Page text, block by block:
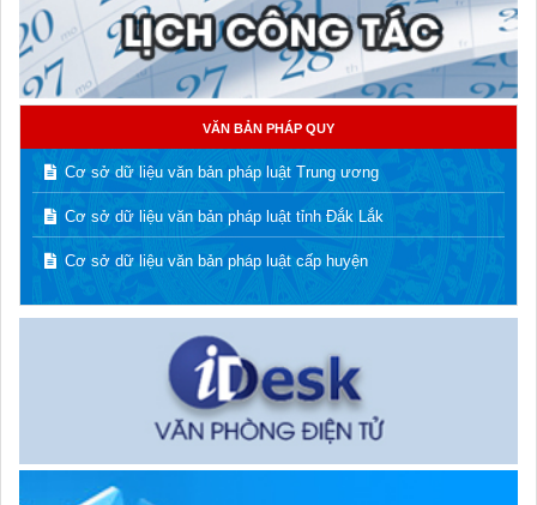
VĂN BẢN PHÁP QUY
Cơ sở dữ liệu văn bản pháp luật Trung ương
Cơ sở dữ liệu văn bản pháp luật tỉnh Đắk Lắk
Cơ sở dữ liệu văn bản pháp luật cấp huyện